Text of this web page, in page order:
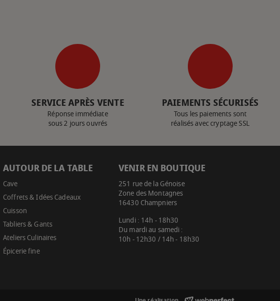
SERVICE APRÈS VENTE
Réponse immédiate
sous 2 jours ouvrés
PAIEMENTS SÉCURISÉS
Tous les paiements sont
réalisés avec cryptage SSL
AUTOUR DE LA TABLE
Cave
Coffrets & Idées Cadeaux
Cuisson
Tabliers & Gants
Ateliers Culinaires
Épicerie fine
VENIR EN BOUTIQUE
251 rue de la Génoise
Zone des Montagnes
16430 Champniers
Lundi : 14h - 18h30
Du mardi au samedi :
10h - 12h30 / 14h - 18h30